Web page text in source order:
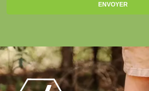
ENVOYER